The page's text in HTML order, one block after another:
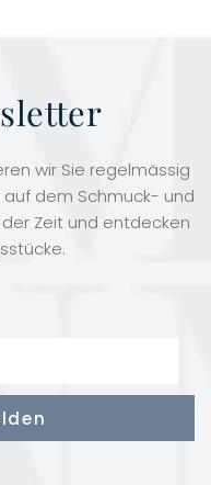
wir Sie regelmässig
auf dem Schmuck- und
der Zeit und entdecken